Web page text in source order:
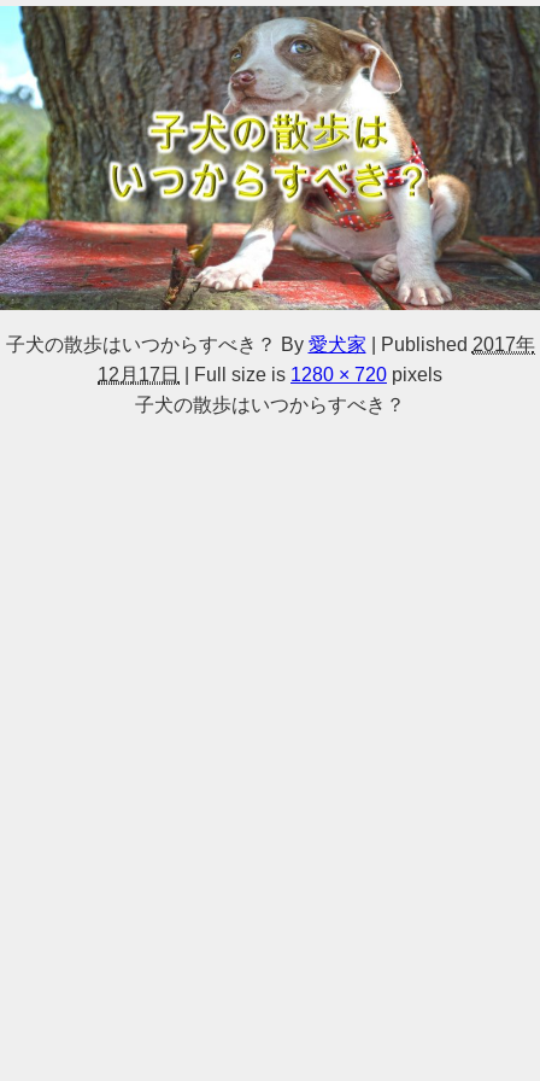
子犬の散歩はいつからすべき？ By 愛犬家 Published 2017年
12月17日
Full size is 1280 × 720 pixels
子犬の散歩はいつからすべき？